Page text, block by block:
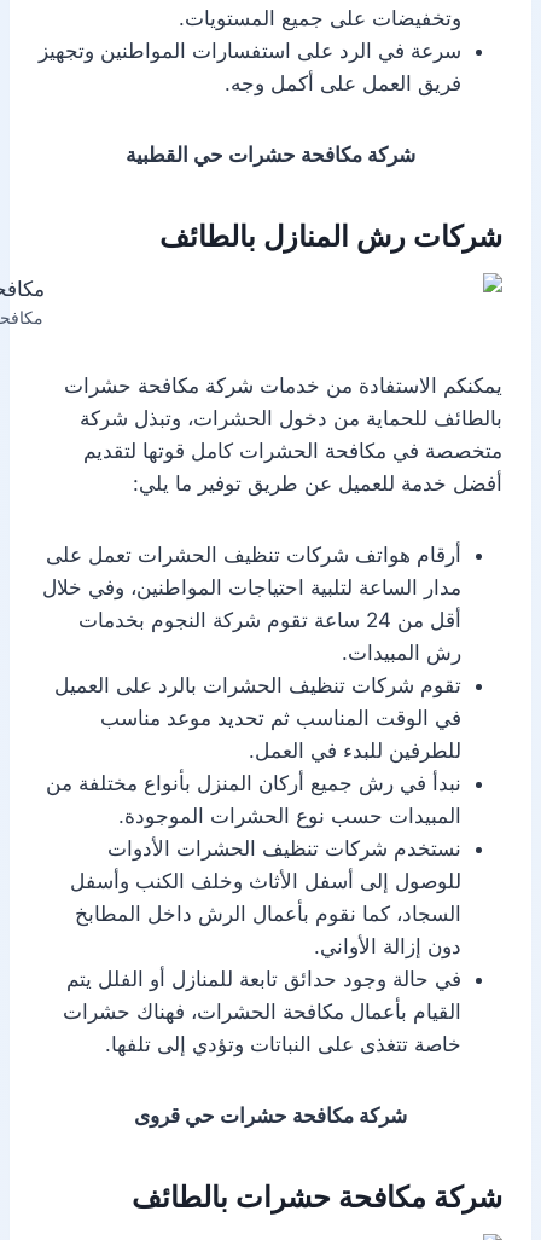
وتخفيضات على جميع المستويات.
سرعة في الرد على استفسارات المواطنين وتجهيز
فريق العمل على أكمل وجه.
شركة مكافحة حشرات حي القطبية
شركات رش المنازل بالطائف
يمكنكم الاستفادة من خدمات شركة مكافحة حشرات
بالطائف للحماية من دخول الحشرات، وتبذل شركة
متخصصة في مكافحة الحشرات كامل قوتها لتقديم
أفضل خدمة للعميل عن طريق توفير ما يلي:
أرقام هواتف شركات تنظيف الحشرات تعمل على
مدار الساعة لتلبية احتياجات المواطنين، وفي خلال
أقل من 24 ساعة تقوم شركة النجوم بخدمات
رش المبيدات.
تقوم شركات تنظيف الحشرات بالرد على العميل
في الوقت المناسب ثم تحديد موعد مناسب
للطرفين للبدء في العمل.
نبدأ في رش جميع أركان المنزل بأنواع مختلفة من
المبيدات حسب نوع الحشرات الموجودة.
نستخدم شركات تنظيف الحشرات الأدوات
للوصول إلى أسفل الأثاث وخلف الكنب وأسفل
السجاد، كما نقوم بأعمال الرش داخل المطابخ
دون إزالة الأواني.
في حالة وجود حدائق تابعة للمنازل أو الفلل يتم
القيام بأعمال مكافحة الحشرات، فهناك حشرات
خاصة تتغذى على النباتات وتؤدي إلى تلفها.
شركة مكافحة حشرات حي قروى
شركة مكافحة حشرات بالطائف